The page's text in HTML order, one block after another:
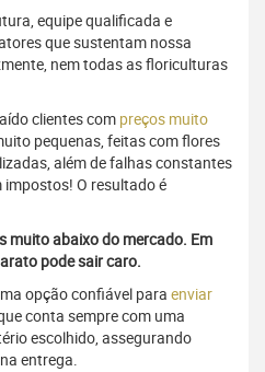
equipe qualificada e
que sustentam nossa
nem todas as floriculturas
clientes com preços muito
pequenas, feitas com flores
além de falhas constantes
O resultado é
muito abaixo do mercado. Em
pode sair caro.
opção confiável para enviar
conta sempre com uma
escolhido, assegurando
entrega.